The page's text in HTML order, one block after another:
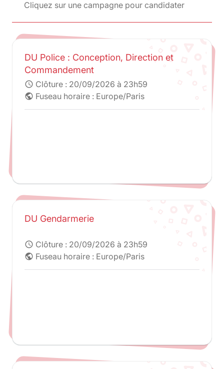
Cliquez sur une campagne pour candidater
DU Police : Conception, Direction et
Commandement
schedule Clôture : 20/09/2026 à 23h59
public Fuseau horaire : Europe/Paris
DU Gendarmerie
schedule Clôture : 20/09/2026 à 23h59
public Fuseau horaire : Europe/Paris